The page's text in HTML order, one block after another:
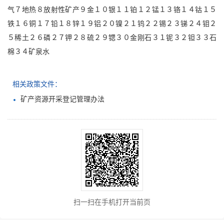
气７地热８放射性矿产９金１０银１１铂１２锰１３铬１４钴１５
铁１６铜１７铅１８锌１９铝２０镍２１钨２２锡２３锑２４钼２
５稀土２６磷２７钾２８硫２９锶３０金刚石３１铌３２钽３３石
棉３４矿泉水
相关政策文件：
矿产资源开采登记管理办法
扫一扫在手机打开当前页